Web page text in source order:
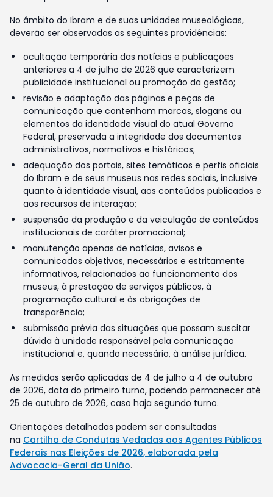
No âmbito do Ibram e de suas unidades museológicas,
deverão ser observadas as seguintes providências:
ocultação temporária das notícias e publicações
anteriores a 4 de julho de 2026 que caracterizem
publicidade institucional ou promoção da gestão;
revisão e adaptação das páginas e peças de
comunicação que contenham marcas, slogans ou
elementos da identidade visual do atual Governo
Federal, preservada a integridade dos documentos
administrativos, normativos e históricos;
adequação dos portais, sites temáticos e perfis oficiais
do Ibram e de seus museus nas redes sociais, inclusive
quanto à identidade visual, aos conteúdos publicados e
aos recursos de interação;
suspensão da produção e da veiculação de conteúdos
institucionais de caráter promocional;
manutenção apenas de notícias, avisos e
comunicados objetivos, necessários e estritamente
informativos, relacionados ao funcionamento dos
museus, à prestação de serviços públicos, à
programação cultural e às obrigações de
transparência;
submissão prévia das situações que possam suscitar
dúvida à unidade responsável pela comunicação
institucional e, quando necessário, à análise jurídica.
As medidas serão aplicadas de 4 de julho a 4 de outubro
de 2026, data do primeiro turno, podendo permanecer até
25 de outubro de 2026, caso haja segundo turno.
Orientações detalhadas podem ser consultadas
na Cartilha de Condutas Vedadas aos Agentes Públicos
Federais nas Eleições de 2026, elaborada pela
Advocacia-Geral da União.